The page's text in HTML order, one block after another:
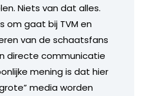
Niets van dat alles.
om gaat bij TVM en
van de schaatsfans
directe communicatie
mening is dat hier
media worden